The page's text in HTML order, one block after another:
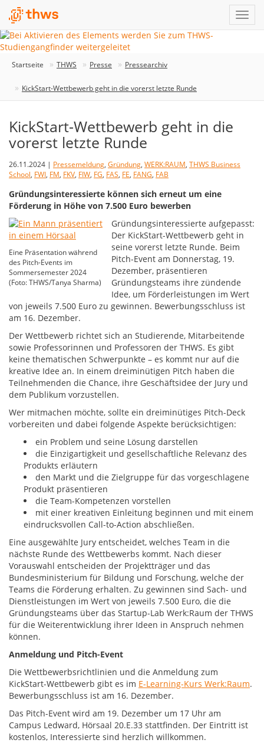
Startseite THWS Presse Pressearchiv
KickStart-Wettbewerb geht in die vorerst letzte Runde
KickStart-Wettbewerb geht in die
vorerst letzte Runde
26.11.2024 | Pressemeldung, Gründung, WERK:RAUM, THWS Business
School, FWI, FM, FKV, FIW, FG, FAS, FE, FANG, FAB
Gründungsinteressierte können sich erneut um eine
Förderung in Höhe von 7.500 Euro bewerben
Eine Präsentation während
des Pitch-Events im
Sommersemester 2024
(Foto: THWS/Tanya Sharma)
Gründungsinteressierte aufgepasst:
Der KickStart-Wettbewerb geht in
seine vorerst letzte Runde. Beim
Pitch-Event am Donnerstag, 19.
Dezember, präsentieren
Gründungsteams ihre zündende
Idee, um Förderleistungen im Wert
von jeweils 7.500 Euro zu gewinnen. Bewerbungsschluss ist
am 16. Dezember.
Der Wettbewerb richtet sich an Studierende, Mitarbeitende
sowie Professorinnen und Professoren der THWS. Es gibt
keine thematischen Schwerpunkte – es kommt nur auf die
kreative Idee an. In einem dreiminütigen Pitch haben die
Teilnehmenden die Chance, ihre Geschäftsidee der Jury und
dem Publikum vorzustellen.
Wer mitmachen möchte, sollte ein dreiminütiges Pitch-Deck
vorbereiten und dabei folgende Aspekte berücksichtigen:
ein Problem und seine Lösung darstellen
die Einzigartigkeit und gesellschaftliche Relevanz des
Produkts erläutern
den Markt und die Zielgruppe für das vorgeschlagene
Produkt präsentieren
die Team-Kompetenzen vorstellen
mit einer kreativen Einleitung beginnen und mit einem
eindrucksvollen Call-to-Action abschließen.
Eine ausgewählte Jury entscheidet, welches Team in die
nächste Runde des Wettbewerbs kommt. Nach dieser
Vorauswahl entscheiden der Projektträger und das
Bundesministerium für Bildung und Forschung, welche der
Teams die Förderung erhalten. Zu gewinnen sind Sach- und
Dienstleistungen im Wert von jeweils 7.500 Euro, die die
Gründungsteams über das Startup-Lab Werk:Raum der THWS
für die Weiterentwicklung ihrer Ideen in Anspruch nehmen
können.
Anmeldung und Pitch-Event
Die Wettbewerbsrichtlinien und die Anmeldung zum
KickStart-Wettbewerb gibt es im E-Learning-Kurs Werk:Raum.
Bewerbungsschluss ist am 16. Dezember.
Das Pitch-Event wird am 19. Dezember um 17 Uhr am
Campus Ledward, Hörsaal 20.E.33 stattfinden. Der Eintritt ist
kostenlos, Interessierte sind herzlich willkommen.